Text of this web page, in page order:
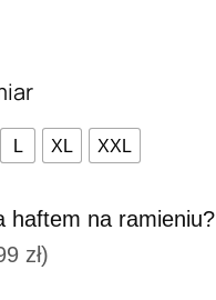
L XL XXL
haftem na ramieniu?
zł)